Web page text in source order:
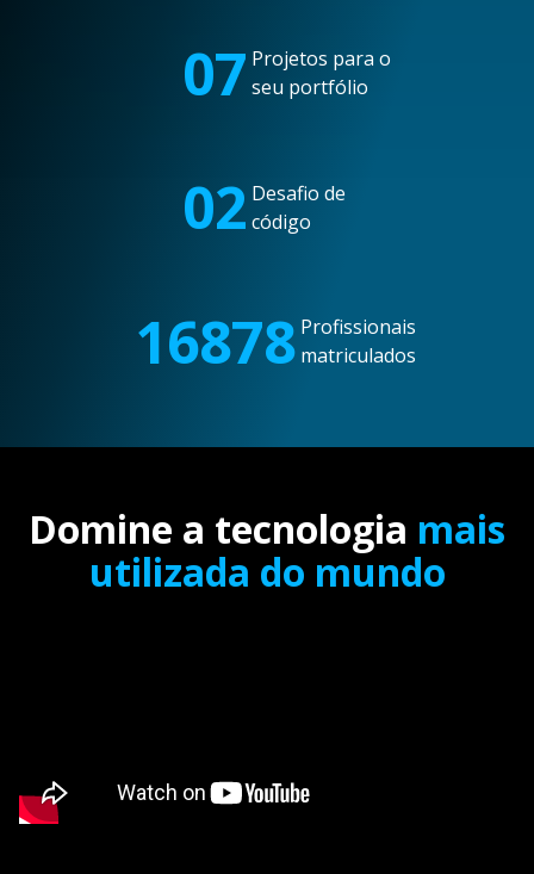
07 Projetos para o
seu portfólio
02 Desafio de
código
16878 Profissionais
matriculados
Domine a tecnologia mais
utilizada do mundo